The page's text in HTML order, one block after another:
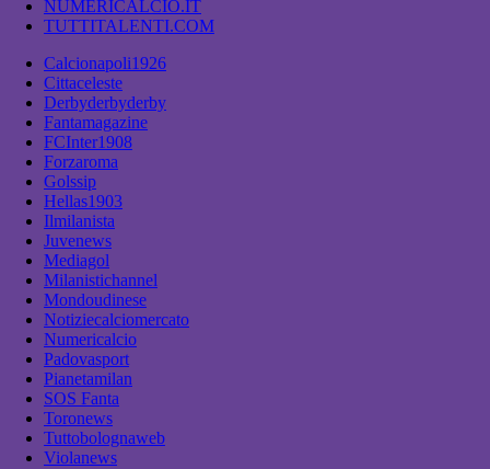
NUMERICALCIO.IT
TUTTITALENTI.COM
Calcionapoli1926
Cittaceleste
Derbyderbyderby
Fantamagazine
FCInter1908
Forzaroma
Golssip
Hellas1903
Ilmilanista
Juvenews
Mediagol
Milanistichannel
Mondoudinese
Notiziecalciomercato
Numericalcio
Padovasport
Pianetamilan
SOS Fanta
Toronews
Tuttobolognaweb
Violanews